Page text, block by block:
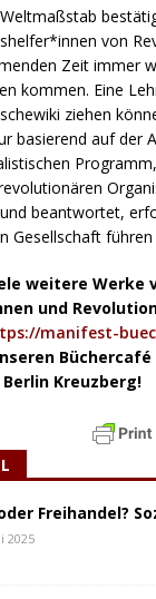
von
Zeit immer
kommen. Eine
ziehen
basierend auf der
beantwortet,
Gesellschaft
weitere Werke
und
manifest-
Büchercafé
Kreuzberg!
Freihandel?
2025